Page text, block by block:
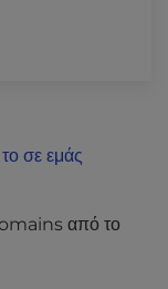
σε εμάς
από το